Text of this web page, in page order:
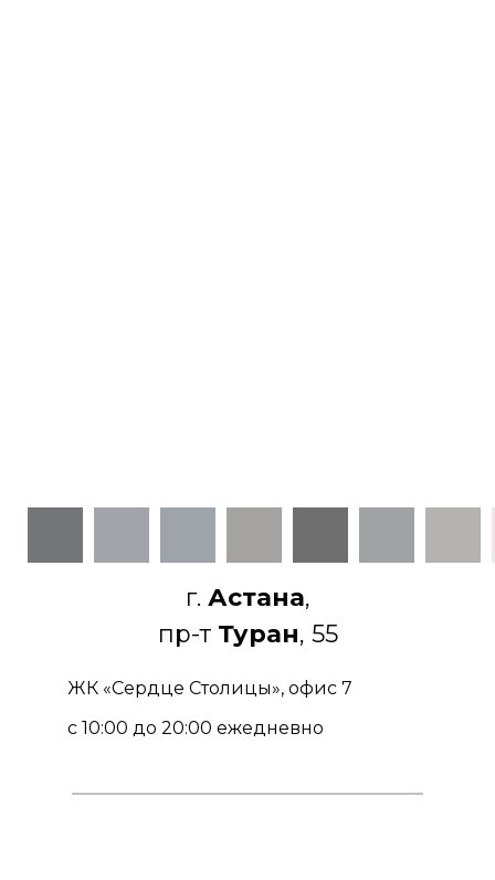
г. Астана,
пр-т Туран, 55
ЖК «Сердце Столицы», офис 7
с 10:00 до 20:00 ежедневно